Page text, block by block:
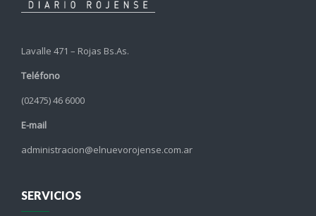
Lavalle 471 – Rojas Bs.As.
Teléfono
(02475) 46 6000
E-mail
administracion@elnuevorojense.com.ar
SERVICIOS